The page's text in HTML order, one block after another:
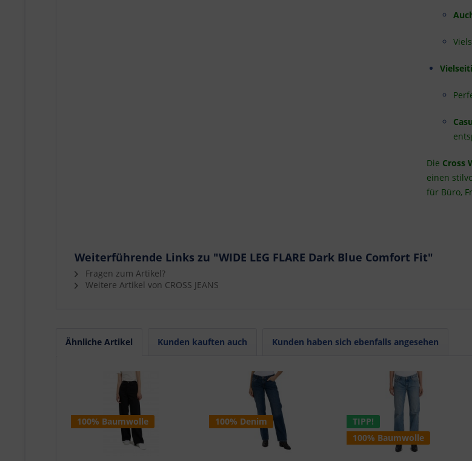
Die Cross
einen
für Büro,
Weiterführende Links zu "WIDE LEG FLARE Dark Blue Comfort Fit"
Fragen zum Artikel?
Weitere Artikel von CROSS JEANS
Ähnliche Artikel Kunden kauften auch Kunden haben sich ebenfalls angesehen
100% Baumwolle 100% Denim
TIPP!
100% Baumwolle